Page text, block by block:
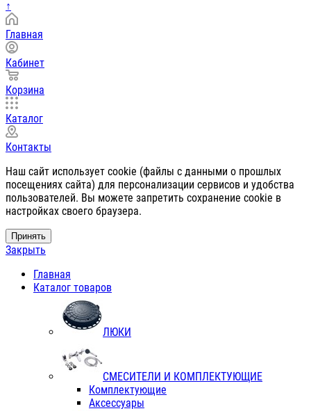
↑
Главная
Кабинет
Корзина
Каталог
Контакты
Наш сайт использует cookie (файлы с данными о прошлых
посещениях сайта) для персонализации сервисов и удобства
пользователей. Вы можете запретить сохранение cookie в
настройках своего браузера.
Принять
Закрыть
Главная
Каталог товаров
ЛЮКИ
СМЕСИТЕЛИ И КОМПЛЕКТУЮЩИЕ
Комплектующие
Аксессуары